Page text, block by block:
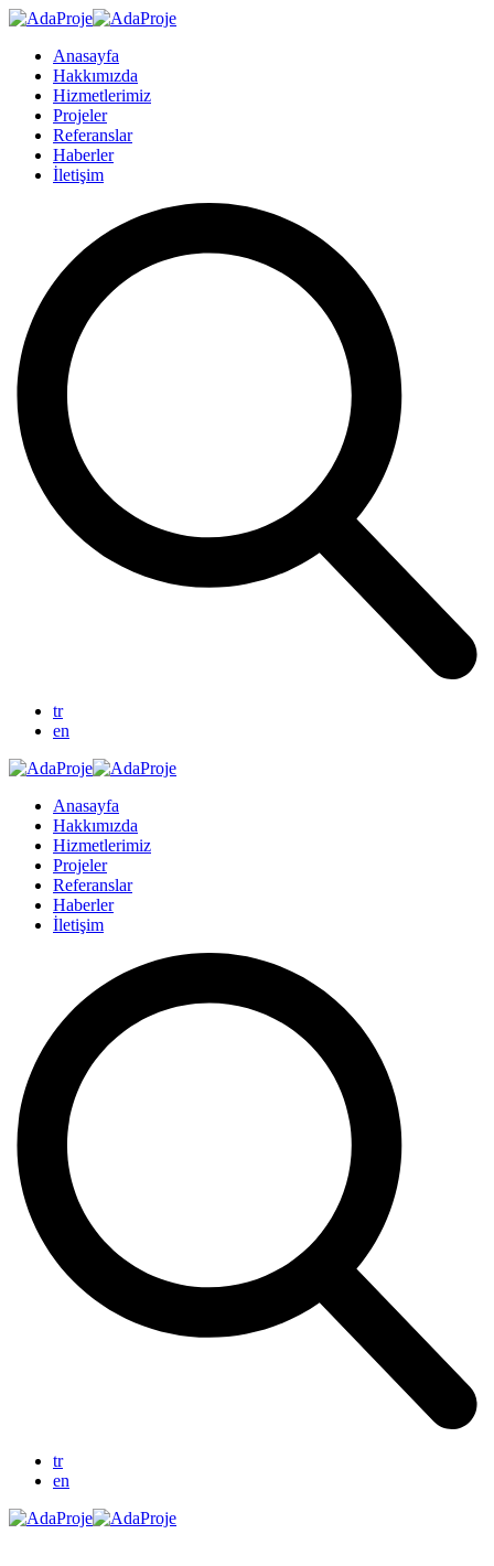
Anasayfa
Hakkımızda
Hizmetlerimiz
Projeler
Referanslar
Haberler
İletişim
tr
en
Anasayfa
Hakkımızda
Hizmetlerimiz
Projeler
Referanslar
Haberler
İletişim
tr
en